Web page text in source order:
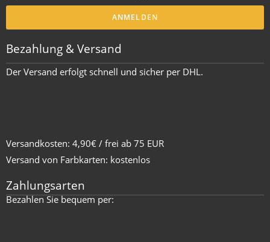
ANMELDEN
Bezahlung & Versand
Der Versand erfolgt schnell und sicher per DHL.
Versandkosten: 4,90€ / frei ab 75 EUR
Versand von Farbkarten: kostenlos
Zahlungsarten
Bezahlen Sie bequem per: